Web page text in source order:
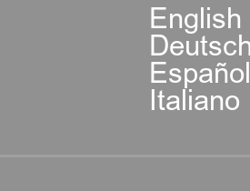
English
Italiano